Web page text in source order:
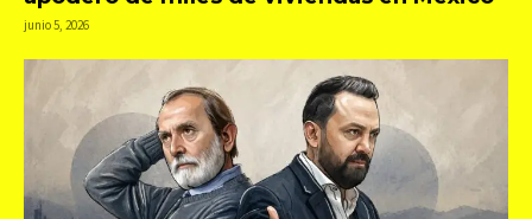
junio 5, 2026